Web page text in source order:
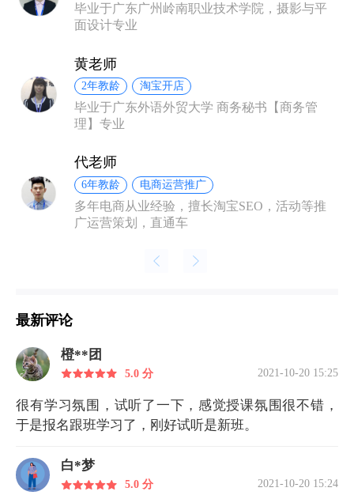
毕业于广东广州岭南职业技术学院，摄影与平
面设计专业
黄老师
2年教龄 淘宝开店
毕业于广东外语外贸大学 商务秘书【商务管
理】专业
代老师
6年教龄 电商运营推广
多年电商从业经验，擅长淘宝SEO，活动等推
广运营策划，直通车
最新评论
橙**团
5.0 分 2021-10-20 15:25
很有学习氛围，试听了一下，感觉授课氛围很不错，
于是报名跟班学习了，刚好试听是新班。
白*梦
5.0 分 2021-10-20 15:24